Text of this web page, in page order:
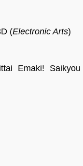
(Electronic Arts)
Emaki! Saikyou